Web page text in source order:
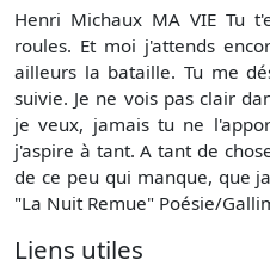
Henri Michaux MA VIE Tu
roules. Et moi j'attends
ailleurs la bataille. Tu me
suivie. Je ne vois pas clair
je veux, jamais tu ne
j'aspire à tant. A tant de
de ce peu qui manque, que
"La Nuit Remue" Poésie/
Liens utiles